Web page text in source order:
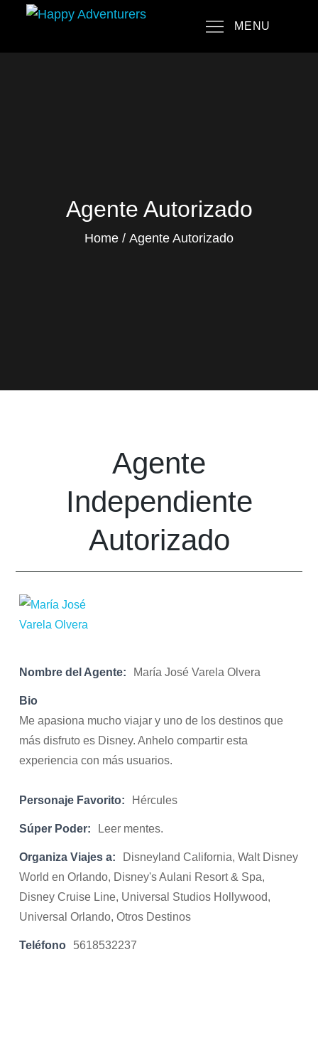
content
MENU
Agente Autorizado
Home Agente Autorizado
Agente
Independiente
Autorizado
Nombre del Agente: María José Varela Olvera
Bio
Me apasiona mucho viajar y uno de los destinos que
más disfruto es Disney. Anhelo compartir esta
experiencia con más usuarios.
Personaje Favorito: Hércules
Súper Poder: Leer mentes.
Organiza Viajes a:
Disneyland California, Walt Disney
World en Orlando, Disney's Aulani Resort & Spa,
Disney Cruise Line, Universal Studios Hollywood,
Universal Orlando, Otros Destinos
Teléfono 5618532237